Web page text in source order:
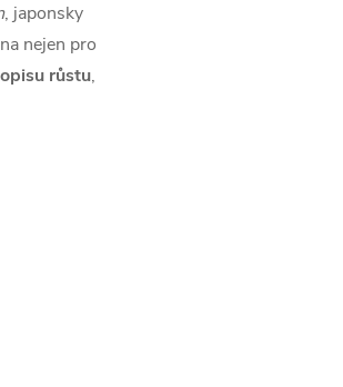
, japonsky
nejen pro
růstu,